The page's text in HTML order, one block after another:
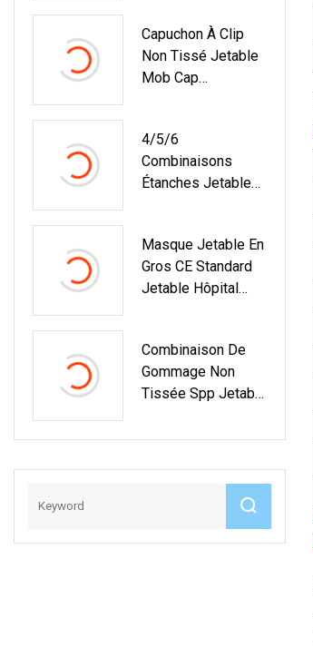
Vêtements De
Protection Avec
Manchette Tricotée
Capuchon À Clip
Non Tissé Jetable
Mob Cap
4/5/6
Combinaisons
Étanches Jetables
Ou Combinaisons
Microporeuses
Masque Jetable En
Gros CE Standard
Jetable Hôpital
Pièces Par Boîte
En 14683
Poussière Earloop
Hôpital Usage
Combinaison De
Gommage Non
Tissée Spp Jetable
Manches Courtes